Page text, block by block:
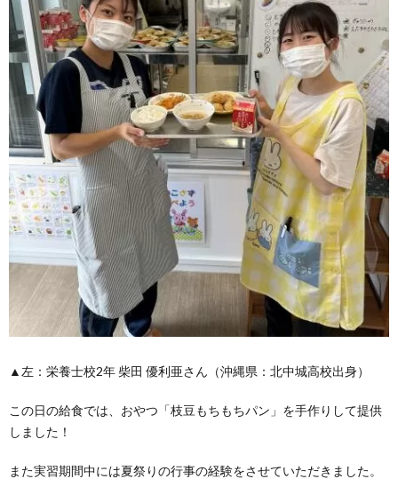
▲左：栄養士校2年 柴田 優利亜さん（沖縄県：北中城高校出身）
この日の給食では、おやつ「枝豆もちもちパン」を手作りして提供
しました！
また実習期間中には夏祭りの行事の経験をさせていただきました。